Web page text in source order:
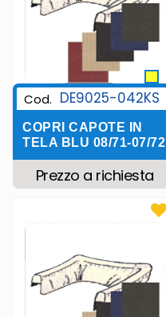
Cod. DE9025-042KS
COPRI CAPOTE IN
TELA BLU 08/71-07/72
Prezzo a richiesta